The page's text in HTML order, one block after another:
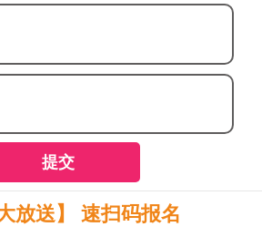
提交
放送】 速扫码报名